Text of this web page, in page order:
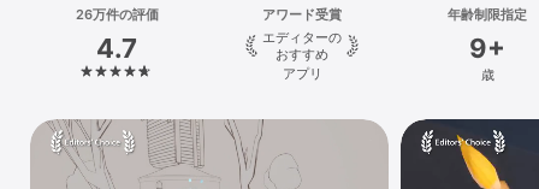
検索
プラットフォーム
iPad
Mac
26万件の評価
4.7
アワード受賞
エディターの
おすすめ
アプリ
年齢制限指定
9+
歳